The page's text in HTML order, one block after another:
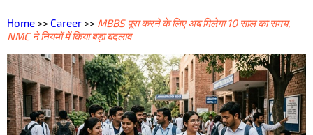
Home >> Career >> MBBS पूरा करने के लिए अब मिलेगा 10 साल का समय,
NMC ने नियमों में किया बड़ा बदलाव